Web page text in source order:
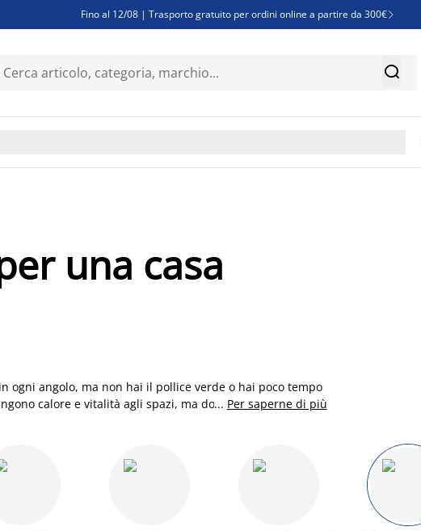
Fino al 12/08 | Trasporto gratuito per ordini online a partire da 300€ 
Finanziamenti - Scegli il piano di rimborso più adatto a te 
una casa
ogni angolo, ma non hai il pollice verde o hai poco tempo
calore e vitalità agli spazi, ma donano anche un
le piante artificiali offrono la stessa bellezza e
... Per saperne di più